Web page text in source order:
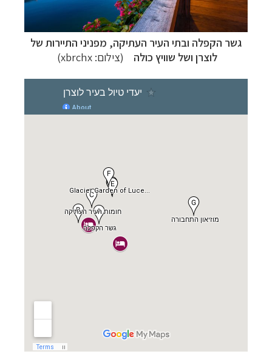
גשר הקפלה ובתי העיר העתיקה, מפניני התיירות של
לוצרן ושל שוויץ כולה (צילום: xbrchx
)